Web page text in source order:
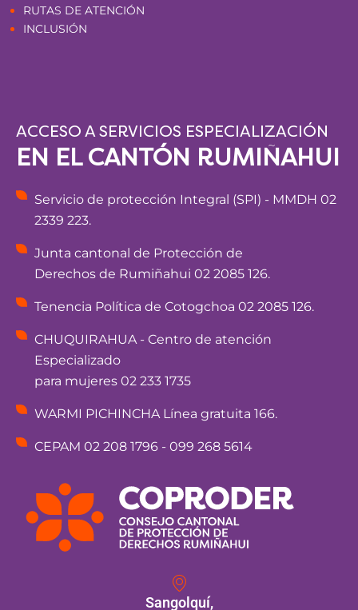
RUTAS DE ATENCIÓN
INCLUSIÓN
ACCESO A SERVICIOS ESPECIALIZACIÓN
EN EL CANTÓN RUMIÑAHUI
Servicio de protección Integral (SPI) - MMDH 02
2339 223.
Junta cantonal de Protección de
Derechos de Rumiñahui 02 2085 126.
Tenencia Política de Cotogchoa 02 2085 126.
CHUQUIRAHUA - Centro de atención
Especializado
para mujeres 02 233 1735
WARMI PICHINCHA Línea gratuita 166.
CEPAM 02 208 1796 - 099 268 5614
Sangolquí,